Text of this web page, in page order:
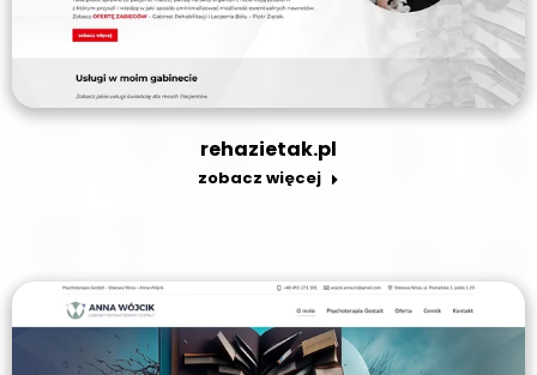
rehazietak.pl
zobacz więcej